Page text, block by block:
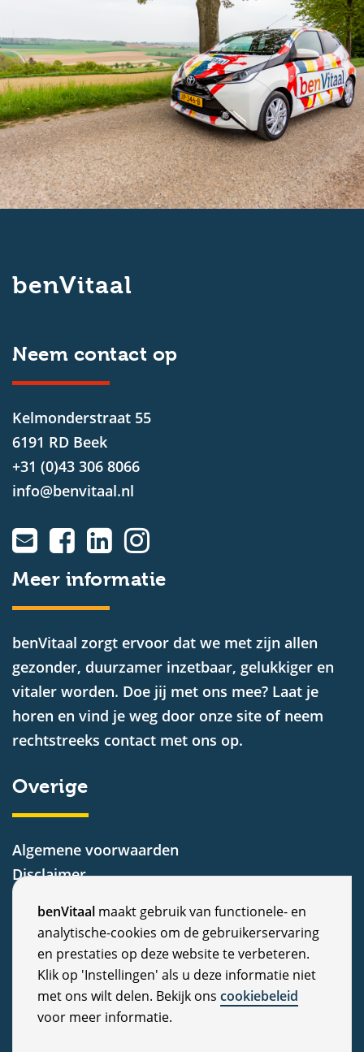
C
o
o
k
benVitaal maakt gebruik van functionele- en
analytische-cookies om de gebruikerservaring
en prestaties op deze website te verbeteren.
Klik op 'Instellingen' als u deze informatie niet
met ons wilt delen. Bekijk ons cookiebeleid
voor meer informatie.
benVitaal
Neem contact op
Kelmonderstraat 55
6191 RD Beek
+31 (0)43 306 8066
info@benvitaal.nl
Meer informatie
benVitaal zorgt ervoor dat we met zijn allen
gezonder, duurzamer inzetbaar, gelukkiger en
vitaler worden. Doe jij met ons mee? Laat je
horen en vind je weg door onze site of neem
rechtstreeks contact met ons op.
Overige
Algemene voorwaarden
Disclaimer
Cookiebeleid
Nieuws
Vacatures
Veelgestelde vragen
Klachten